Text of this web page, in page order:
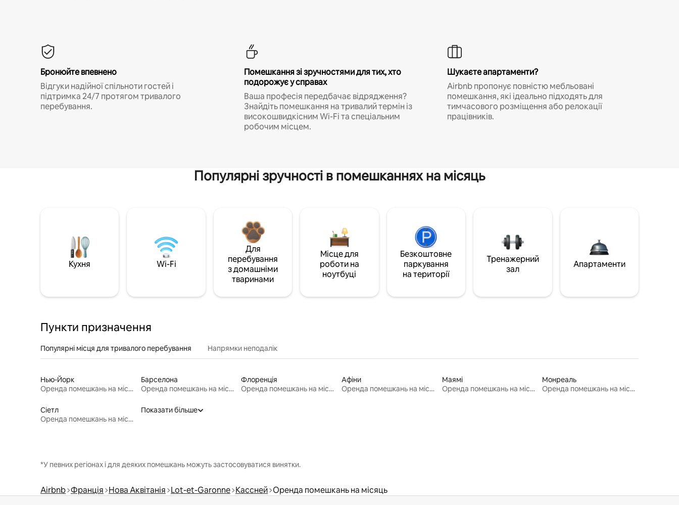
Бронюйте впевнено
Відгуки надійної спільноти гостей і
підтримка 24/7 протягом тривалого
перебування.
Помешкання зі зручностями для тих, хто
подорожує у справах
Ваша професія передбачає відрядження?
Знайдіть помешкання на тривалий термін із
високошвидкісним Wi-Fi та спеціальним
робочим місцем.
Шукаєте апартаменти?
Airbnb пропонує повністю мебльовані
помешкання, які ідеально підходять для
тимчасового розміщення або релокації
працівників.
Популярні зручності в помешканнях на місяць
Кухня Wi-Fi
Для
перебування
з домашніми
тваринами
Місце для
роботи на
ноутбуці
Безкоштовне
паркування
на території
Тренажерний
зал
Апартаменти
Пункти призначення
Популярні місця для тривалого перебування Напрямки неподалік
Нью-Йорк
Оренда помешкань на місяць
Барселона
Оренда помешкань на місяць
Флоренція
Оренда помешкань на місяць
Афіни
Оренда помешкань на місяць
Маямі
Оренда помешкань на місяць
Монреаль
Оренда помешкань на місяць
Сіетл
Оренда помешкань на місяць
Показати більше
*У певних регіонах і для деяких помешкань можуть застосовуватися винятки.
Airbnb Франція Нова Аквітанія Lot-et-Garonne Кассней Оренда помешкань на місяць